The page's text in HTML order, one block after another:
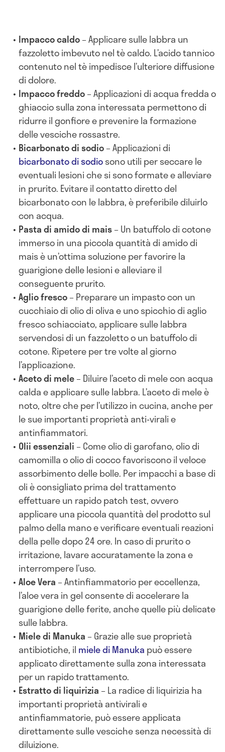
Impacco caldo– Applicare sulle labbra un
fazzoletto imbevuto nel tè caldo. L’acido tannico
contenuto nel tè impedisce l’ulteriore diffusione
di dolore.
Impacco freddo– Applicazioni di acqua fredda o
ghiaccio sulla zona interessata permettono di
ridurre il gonfiore e prevenire la formazione
delle vesciche rossastre.
Bicarbonato di sodio– Applicazioni di
bicarbonato di sodiosono utili per seccare le
eventuali lesioni che si sono formate e alleviare
in prurito. Evitare il contatto diretto del
bicarbonato con le labbra, è preferibile diluirlo
con acqua.
Pasta di amido di mais– Un batuffolo di cotone
immerso in una piccola quantità di amido di
mais è un’ottima soluzione per favorire la
guarigione delle lesioni e alleviare il
conseguente prurito.
Aglio fresco– Preparare un impasto con un
cucchiaio di olio di oliva e uno spicchio di aglio
fresco schiacciato, applicare sulle labbra
servendosi di un fazzoletto o un batuffolo di
cotone. Ripetere per tre volte al giorno
l’applicazione.
Aceto di mele– Diluire l’aceto di mele con acqua
calda e applicare sulle labbra. L’aceto di mele è
noto, oltre che per l’utilizzo in cucina, anche per
le sue importanti proprietà anti-virali e
antinfiammatori.
Olii essenziali – Come olio di garofano, olio di
camomilla o olio di cocco favoriscono il veloce
assorbimento delle bolle. Per impacchi a base di
oli è consigliato prima del trattamento
effettuare un rapido patch test, ovvero
applicare una piccola quantità del prodotto sul
palmo della mano e verificare eventuali reazioni
della pelle dopo 24 ore. In caso di prurito o
irritazione, lavare accuratamente la zona e
interrompere l’uso.
Aloe Vera – Antinfiammatorio per eccellenza,
l’aloe vera in gel consente di accelerare la
guarigione delle ferite, anche quelle più delicate
sulle labbra.
Miele di Manuka – Grazie alle sue proprietà
antibiotiche, il miele di Manuka può essere
applicato direttamente sulla zona interessata
per un rapido trattamento.
Estratto di liquirizia – La radice di liquirizia ha
importanti proprietà antivirali e
antinfiammatorie, può essere applicata
direttamente sulle vesciche senza necessità di
diluizione.